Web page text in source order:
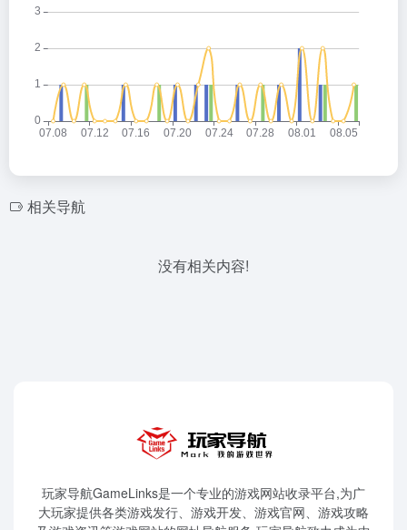
相关导航
没有相关内容!
玩家导航GameLinks是一个专业的游戏网站收录平台,为广
大玩家提供各类游戏发行、游戏开发、游戏官网、游戏攻略